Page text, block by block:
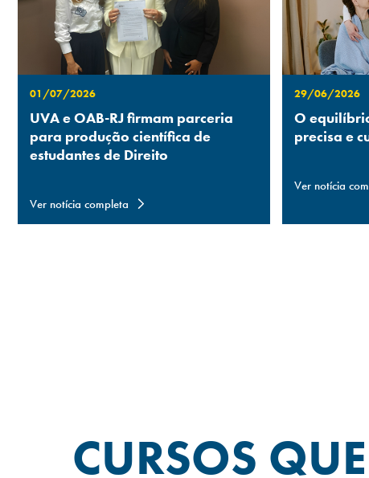
01/07/2026
UVA e OAB-RJ firmam parceria
para produção científica de
estudantes de Direito
Ver notícia completa
29/06/2026
O
precisa e
Ver notícia
CURSOS QUE